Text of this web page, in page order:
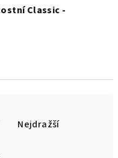
Classic -
Nejdražší